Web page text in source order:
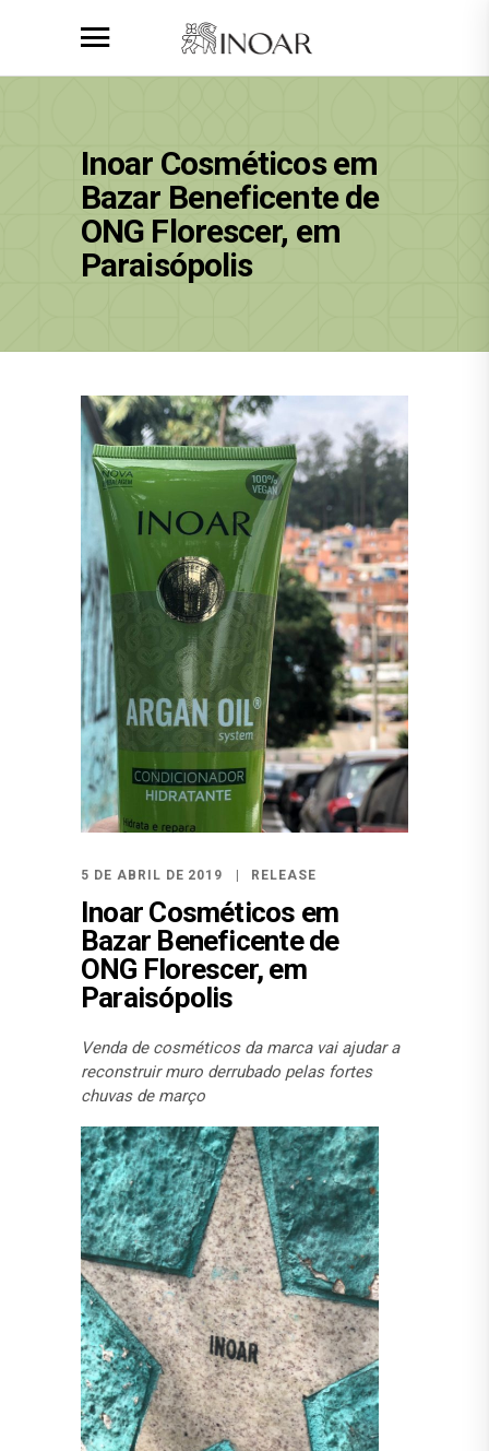
Inoar Cosméticos em
Bazar Beneficente de
ONG Florescer, em
Paraisópolis
5 DE ABRIL DE 2019 RELEASE
Inoar Cosméticos em
Bazar Beneficente de
ONG Florescer, em
Paraisópolis
Venda de cosméticos da marca vai ajudar a
reconstruir muro derrubado pelas fortes
chuvas de março